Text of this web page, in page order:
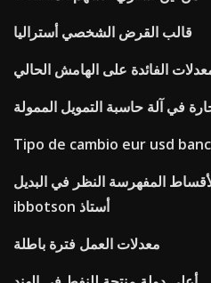
قالب القرض الشخصي أستراليا
الفائدة على الهامش الحالي
في آلة حاسبة التمويل الممولة
Tipo de cambio eur usd
المفهرسة النظر في البديل
ibbotson أستاذ
معدلات العمل فترة باطلة